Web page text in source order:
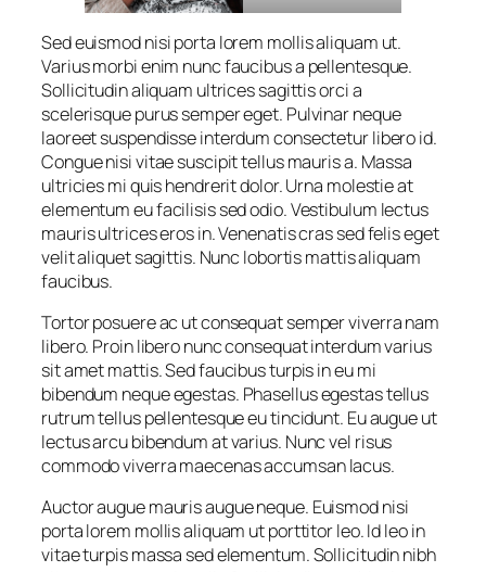
Sed euismod nisi porta lorem mollis aliquam ut.
Varius morbi enim nunc faucibus a pellentesque.
Sollicitudin aliquam ultrices sagittis orci a
scelerisque purus semper eget. Pulvinar neque
laoreet suspendisse interdum consectetur libero id.
Congue nisi vitae suscipit tellus mauris a. Massa
ultricies mi quis hendrerit dolor. Urna molestie at
elementum eu facilisis sed odio. Vestibulum lectus
mauris ultrices eros in. Venenatis cras sed felis eget
velit aliquet sagittis. Nunc lobortis mattis aliquam
faucibus.
Tortor posuere ac ut consequat semper viverra nam
libero. Proin libero nunc consequat interdum varius
sit amet mattis. Sed faucibus turpis in eu mi
bibendum neque egestas. Phasellus egestas tellus
rutrum tellus pellentesque eu tincidunt. Eu augue ut
lectus arcu bibendum at varius. Nunc vel risus
commodo viverra maecenas accumsan lacus.
Auctor augue mauris augue neque. Euismod nisi
porta lorem mollis aliquam ut porttitor leo. Id leo in
vitae turpis massa sed elementum. Sollicitudin nibh